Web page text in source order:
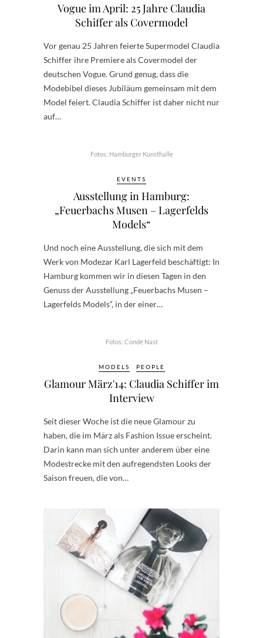
Vogue im April: 25 Jahre Claudia
Schiffer als Covermodel
Vor genau 25 Jahren feierte Supermodel Claudia
Schiffer ihre Premiere als Covermodel der
deutschen Vogue. Grund genug, dass die
Modebibel dieses Jubiläum gemeinsam mit dem
Model feiert. Claudia Schiffer ist daher nicht nur
auf…
Fotos: Hamburger Kunsthalle
EVENTS
Ausstellung in Hamburg:
„Feuerbachs Musen – Lagerfelds
Models“
Und noch eine Ausstellung, die sich mit dem
Werk von Modezar Karl Lagerfeld beschäftigt: In
Hamburg kommen wir in diesen Tagen in den
Genuss der Ausstellung „Feuerbachs Musen –
Lagerfelds Models“, in der einer…
Fotos: Condé Nast
MODELS PEOPLE
Glamour März'14: Claudia Schiffer im
Interview
Seit dieser Woche ist die neue Glamour zu
haben, die im März als Fashion Issue erscheint.
Darin kann man sich unter anderem über eine
Modestrecke mit den aufregendsten Looks der
Saison freuen, die von…